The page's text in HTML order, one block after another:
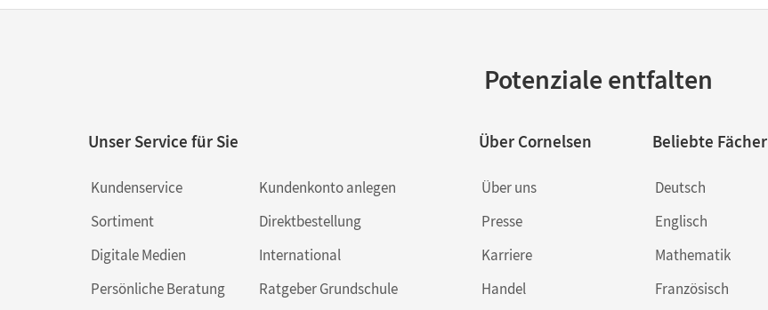
Potenziale entfalten
Unser Service für Sie
Kundenservice
Sortiment
Digitale Medien
Persönliche Beratung
Kundenkonto anlegen
Direktbestellung
International
Ratgeber Grundschule
Über Cornelsen
Über uns
Presse
Karriere
Handel
Beliebte Fächer
Deutsch
Englisch
Mathematik
Französisch